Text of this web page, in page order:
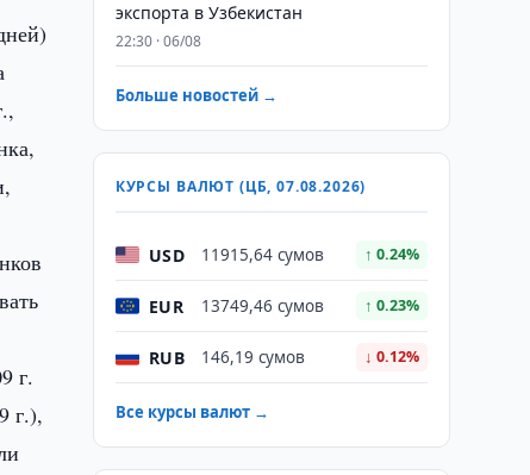
г.
г.),
экспорта в Узбекистан
22:30 · 06/08
Больше новостей →
КУРСЫ ВАЛЮТ (ЦБ, 07.08.2026)
USD 11915,64 сумов ↑ 0.24%
EUR 13749,46 сумов ↑ 0.23%
RUB 146,19 сумов ↓ 0.12%
Все курсы валют →